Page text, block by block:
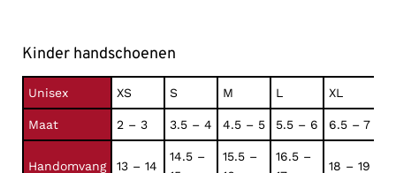
Kinder handschoenen
Unisex XS S M L XL
Maat 2 – 3 3.5 – 4 4.5 – 5 5.5 – 6 6.5 – 7
Handomvang 13 – 14
14.5 –
15.5 –
16.5 –
18 – 19